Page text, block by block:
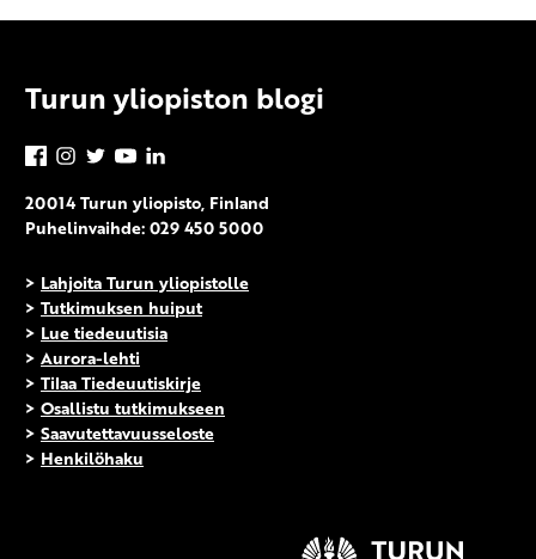
Turun yliopiston blogi
Facebook
Instagram
TwitterYouTube
20014 Turun yliopisto, Finland
Puhelinvaihde: 029 450 5000
> Lahjoita Turun yliopistolle
> Tutkimuksen huiput
> Lue tiedeuutisia
> Aurora-lehti
> Tilaa Tiedeuutiskirje
> Osallistu tutkimukseen
> Saavutettavuusseloste
> Henkilöhaku